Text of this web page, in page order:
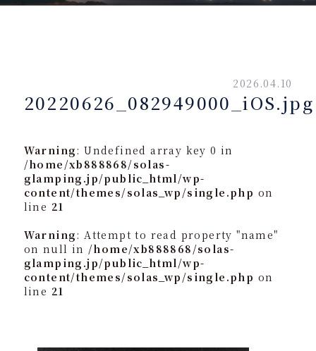
2026.04.10
20220626_082949000_iOS.jpg
Warning: Undefined array key 0 in
/home/xb888868/solas-
glamping.jp/public_html/wp-
content/themes/solas_wp/single.php on
line 21
Warning: Attempt to read property "name"
on null in /home/xb888868/solas-
glamping.jp/public_html/wp-
content/themes/solas_wp/single.php on
line 21